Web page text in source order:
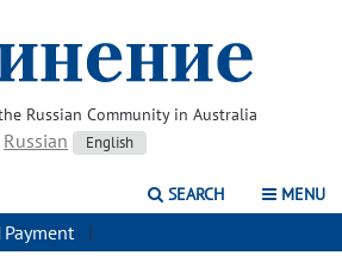
Russian Community in Australia
Russian English
SEARCH MENU
Payment |